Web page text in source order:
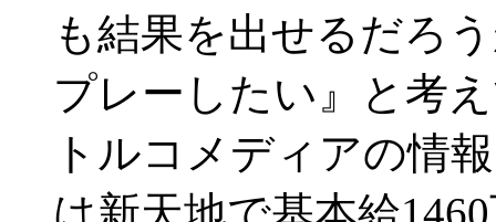
も結果を出せるだろ
プレーしたい』と
トルコメディアの情